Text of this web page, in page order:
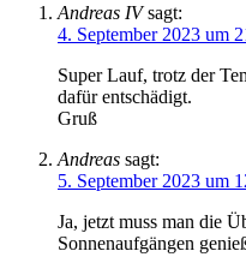
Andreas IV sagt:
4. September 2023 um
Super Lauf, trotz der
dafür entschädigt.
Gruß
Andreas sagt:
5. September 2023 um
Ja, jetzt muss man die
Sonnenaufgängen